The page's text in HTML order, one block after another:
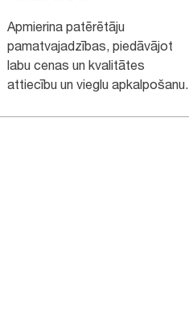
Apmierina patērētāju
pamatvajadzības, piedāvājot
labu cenas un kvalitātes
attiecību un vieglu apkalpošanu.